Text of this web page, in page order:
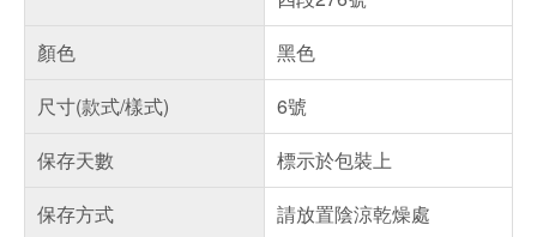
顏色
黑色
尺寸(款式/樣式)
6號
保存天數
標示於包裝上
保存方式
請放置陰涼乾燥處